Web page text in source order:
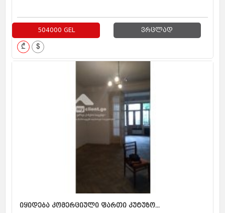
504000 GEL ვრცლად
₾ $
იყიდება კომერციული ფართი კუტუზო...